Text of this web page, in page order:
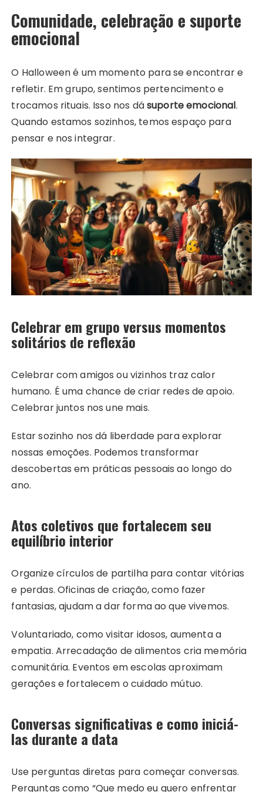
Comunidade, celebração e suporte
emocional
O Halloween é um momento para se encontrar e
refletir. Em grupo, sentimos pertencimento e
trocamos rituais. Isso nos dásuporte emocional.
Quando estamos sozinhos, temos espaço para
pensar e nos integrar.
Celebrar em grupo versus momentos
solitários de reflexão
Celebrar com amigos ou vizinhos traz calor
humano. É uma chance de criar redes de apoio.
Celebrar juntos nos une mais.
Estar sozinho nos dá liberdade para explorar
nossas emoções. Podemos transformar
descobertas em práticas pessoais ao longo do
ano.
Atos coletivos que fortalecem seu
equilíbrio interior
Organize círculos de partilha para contar vitórias
e perdas. Oficinas de criação, como fazer
fantasias, ajudam a dar forma ao que vivemos.
Voluntariado, como visitar idosos, aumenta a
empatia. Arrecadação de alimentos cria memória
comunitária. Eventos em escolas aproximam
gerações e fortalecem o cuidado mútuo.
Conversas significativas e como iniciá-
las durante a data
Use perguntas diretas para começar conversas.
Perguntas como “Que medo eu quero enfrentar